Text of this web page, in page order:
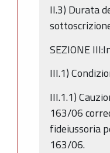
II.3) Durata
SEZIONE
III.1)
III.1.1)
163/06
fideiussoria
163/06.